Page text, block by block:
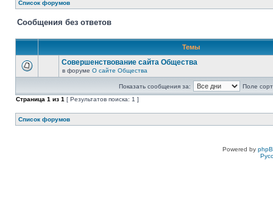
Список форумов
Сообщения без ответов
Темы
Совершенствование сайта Общества
в форуме О сайте Общества
Показать сообщения за:
Поле
Страница 1 из 1 [ Результатов поиска: 1 ]
Список форумов
Powered by